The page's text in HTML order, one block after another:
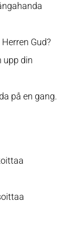
Gud?
upp din
på en gang.